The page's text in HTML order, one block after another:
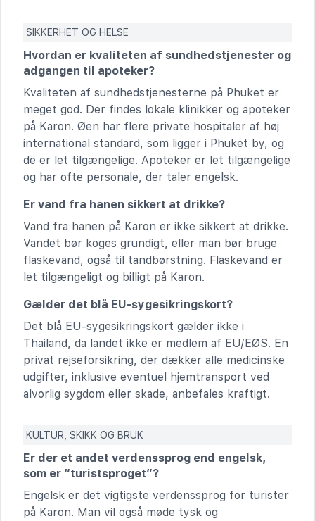
SIKKERHET OG HELSE
Hvordan er kvaliteten af sundhedstjenester og
adgangen til apoteker?
Kvaliteten af sundhedstjenesterne på Phuket er
meget god. Der findes lokale klinikker og apoteker
på Karon. Øen har flere private hospitaler af høj
international standard, som ligger i Phuket by, og
de er let tilgængelige. Apoteker er let tilgængelige
og har ofte personale, der taler engelsk.
Er vand fra hanen sikkert at drikke?
Vand fra hanen på Karon er ikke sikkert at drikke.
Vandet bør koges grundigt, eller man bør bruge
flaskevand, også til tandbørstning. Flaskevand er
let tilgængeligt og billigt på Karon.
Gælder det blå EU-sygesikringskort?
Det blå EU-sygesikringskort gælder ikke i
Thailand, da landet ikke er medlem af EU/EØS. En
privat rejseforsikring, der dækker alle medicinske
udgifter, inklusive eventuel hjemtransport ved
alvorlig sygdom eller skade, anbefales kraftigt.
KULTUR, SKIKK OG BRUK
Er der et andet verdenssprog end engelsk,
som er “turistsproget”?
Engelsk er det vigtigste verdenssprog for turister
på Karon. Man vil også møde tysk og